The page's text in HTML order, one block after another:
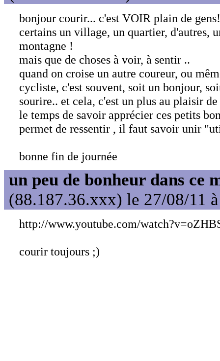
bonjour courir... c'est VOIR plain de
certains un village, un quartier, d'autres,
montagne !
mais que de choses à voir, à sentir ..
quand on croise un autre coureur, ou
cycliste, c'est souvent, soit un bonjour,
sourire.. et cela, c'est un plus au plaisir
le temps de savoir apprécier ces petits
permet de ressentir , il faut savoir unir
bonne fin de journée
un peu de bonheur dans ce
(88.187.36.xxx) le 27/08/11
http://www.youtube.com/
courir toujours ;)